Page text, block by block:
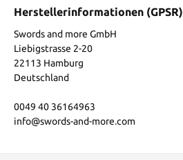
Herstellerinformationen (GPSR)
Swords and more GmbH
Liebigstrasse 2-20
22113 Hamburg
Deutschland
0049 40 36164963
info@swords-and-more.com